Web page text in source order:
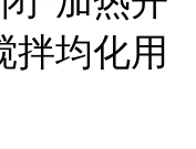
拌均化用